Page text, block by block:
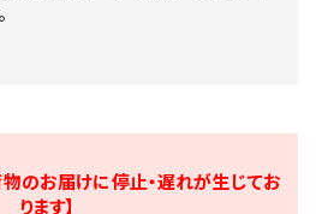
のお届けに停止・遅れが生じてお
ります】